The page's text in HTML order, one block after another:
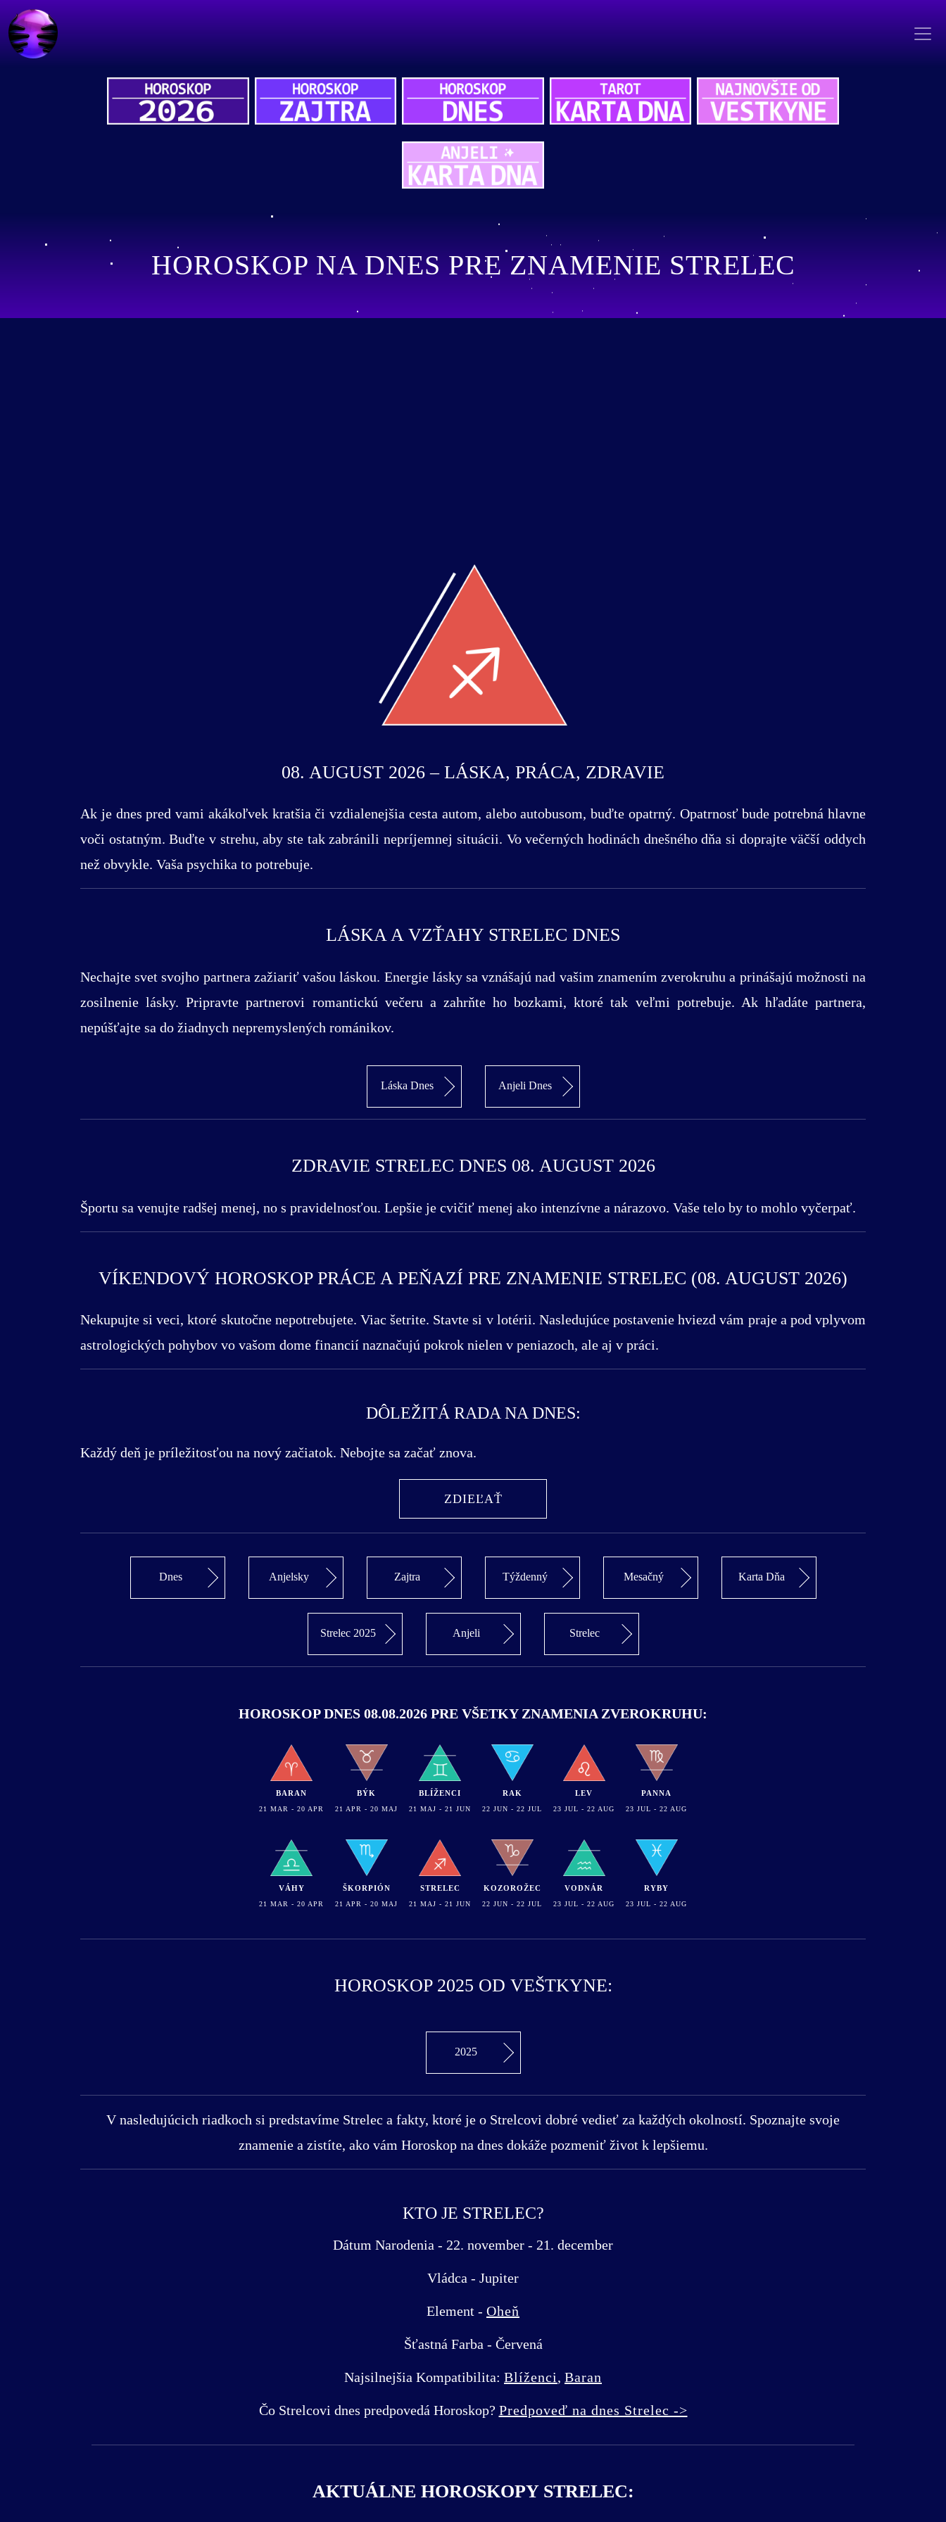
HOROSKOP NA DNES PRE ZNAMENIE STRELEC
08. AUGUST 2026 – LÁSKA, PRÁCA, ZDRAVIE
Ak je dnes pred vami akákoľvek kratšia či vzdialenejšia cesta autom, alebo autobusom, buďte opatrný. Opatrnosť bude potrebná hlavne
voči ostatným. Buďte v strehu, aby ste tak zabránili nepríjemnej situácii. Vo večerných hodinách dnešného dňa si doprajte väčší oddych
než obvykle. Vaša psychika to potrebuje.
LÁSKA A VZŤAHY STRELEC DNES
Nechajte svet svojho partnera zažiariť vašou láskou. Energie lásky sa vznášajú nad vašim znamením zverokruhu a prinášajú možnosti na
zosilnenie lásky. Pripravte partnerovi romantickú večeru a zahrňte ho bozkami, ktoré tak veľmi potrebuje. Ak hľadáte partnera,
nepúšťajte sa do žiadnych nepremyslených románikov.
Láska Dnes Anjeli Dnes
ZDRAVIE STRELEC DNES 08. AUGUST 2026
Športu sa venujte radšej menej, no s pravidelnosťou. Lepšie je cvičiť menej ako intenzívne a nárazovo. Vaše telo by to mohlo vyčerpať.
VÍKENDOVÝ HOROSKOP PRÁCE A PEŇAZÍ PRE ZNAMENIE STRELEC (08. AUGUST 2026)
Nekupujte si veci, ktoré skutočne nepotrebujete. Viac šetrite. Stavte si v lotérii. Nasledujúce postavenie hviezd vám praje a pod vplyvom
astrologických pohybov vo vašom dome financií naznačujú pokrok nielen v peniazoch, ale aj v práci.
DÔLEŽITÁ RADA NA DNES:
Každý deň je príležitosťou na nový začiatok. Nebojte sa začať znova.
ZDIEĽAŤ
Dnes Anjelsky Zajtra Týždenný Mesačný Karta Dňa
Strelec 2025 Anjeli Strelec
HOROSKOP DNES 08.08.2026 PRE VŠETKY ZNAMENIA ZVEROKRUHU:
BARAN
21 MAR - 20 APR
BÝK
21 APR - 20 MAJ
BLÍŽENCI
21 MAJ - 21 JUN
RAK
22 JUN - 22 JUL
LEV
23 JUL - 22 AUG
PANNA
23 JUL - 22 AUG
VÁHY
21 MAR - 20 APR
ŠKORPIÓN
21 APR - 20 MAJ
STRELEC
21 MAJ - 21 JUN
KOZOROŽEC
22 JUN - 22 JUL
VODNÁR
23 JUL - 22 AUG
RYBY
23 JUL - 22 AUG
HOROSKOP 2025 OD VEŠTKYNE:
2025
V nasledujúcich riadkoch si predstavíme Strelec a fakty, ktoré je o Strelcovi dobré vedieť za každých okolností. Spoznajte svoje
znamenie a zistíte, ako vám Horoskop na dnes dokáže pozmeniť život k lepšiemu.
KTO JE STRELEC?
Dátum Narodenia - 22. november - 21. december
Vládca - Jupiter
Element - Oheň
Šťastná Farba - Červená
Najsilnejšia Kompatibilita: Blíženci, Baran
Čo Strelcovi dnes predpovedá Horoskop? Predpoveď na dnes Strelec ->
AKTUÁLNE HOROSKOPY STRELEC: